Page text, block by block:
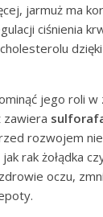
jarmuż ma
ciśnienia
jego roli w
zawiera
rozwojem
rak żołądka
oczu,